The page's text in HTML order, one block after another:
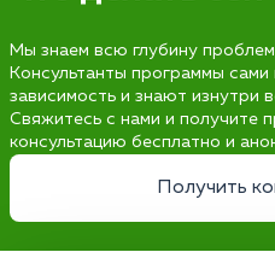
Мы знаем всю глубину
Консультанты программы
зависимость и знают изнутри
Свяжитесь с нами и получите
консультацию бесплатно и
Получить